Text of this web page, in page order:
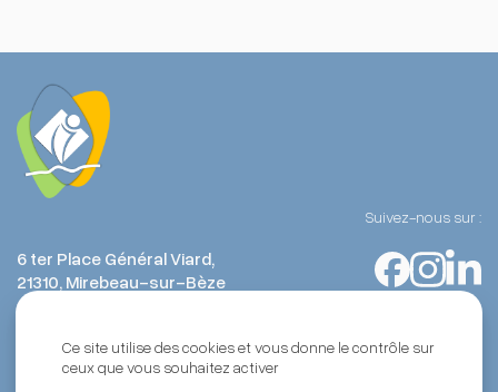
6 ter Place Général Viard,
21310, Mirebeau-sur-Bèze
Suivez-nous sur :
Tous droits réservés | 2026 - Mirebellois et Fontenois, Une création
Ce site utilise des cookies et vous donne le contrôle sur
ceux que vous souhaitez activer